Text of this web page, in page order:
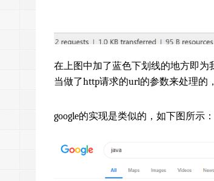
在上图中加了蓝色下划线的地方即
当做了http请求的url的参数来处理的
google的实现是类似的，如下图所示：